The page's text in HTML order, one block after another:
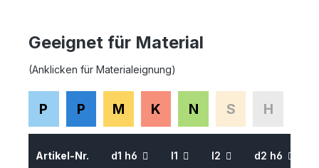
Geeignet für Material
(Anklicken für Materialeignung)
P P M K N S H
Artikel-Nr. d1 h6 l1 l2 d2 h6